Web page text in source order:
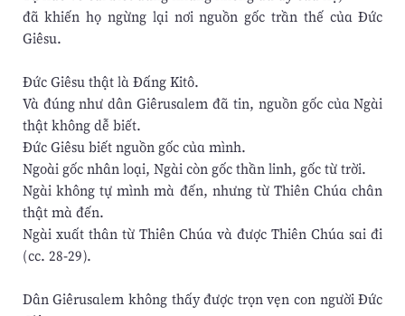
đã khiến họ ngừng lại nơi nguồn gốc trần thế của Đức
Giêsu.
Đức Giêsu thật là Đấng Kitô.
Và đúng như dân Giêrusalem đã tin, nguồn gốc của Ngài
thật không dễ biết.
Đức Giêsu biết nguồn gốc của mình.
Ngoài gốc nhân loại, Ngài còn gốc thần linh, gốc từ trời.
Ngài không tự mình mà đến, nhưng từ Thiên Chúa chân
thật mà đến.
Ngài xuất thân từ Thiên Chúa và được Thiên Chúa sai đi
(cc. 28-29).
Dân Giêrusalem không thấy được trọn vẹn con người Đức